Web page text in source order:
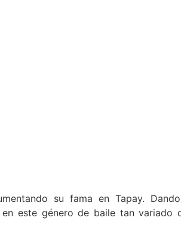
su fama en Tapay.
este género de baile tan variado